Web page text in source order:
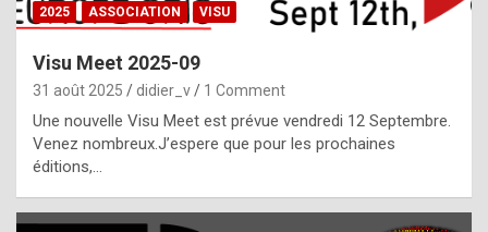
g
h
t
f
2025 ASSOCIATION VISU
Visu Meet 2025-09
31 août 2025 didier_v 1 Comment
Une nouvelle Visu Meet est prévue vendredi 12 Septembre.
Venez nombreux.J’espere que pour les prochaines
éditions,…